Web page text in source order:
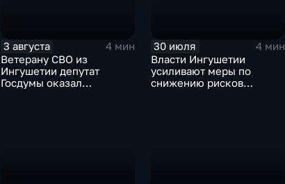
3 августа
4 мин
Ветерану СВО из
Ингушетии депутат
Госдумы оказал
30 июля
4 мин
Власти Ингушетии
усиливают меры по
снижению рисков